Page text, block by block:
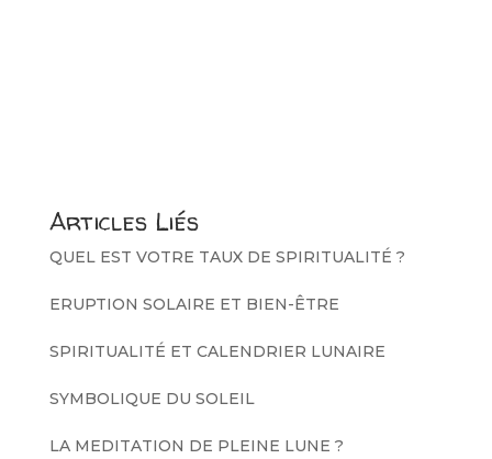
Articles Liés
QUEL EST VOTRE TAUX DE SPIRITUALITÉ ?
ERUPTION SOLAIRE ET BIEN-ÊTRE
SPIRITUALITÉ ET CALENDRIER LUNAIRE
SYMBOLIQUE DU SOLEIL
LA MEDITATION DE PLEINE LUNE ?